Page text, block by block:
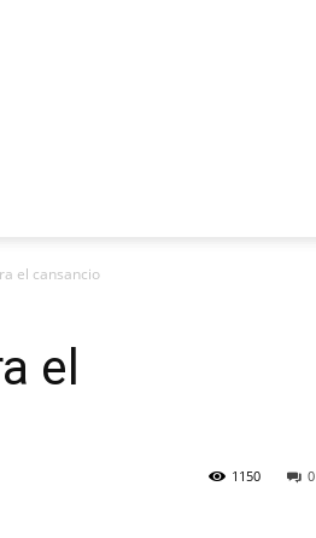
el cansancio
el
0
1150